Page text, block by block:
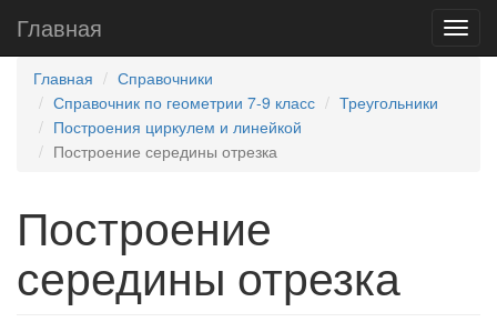
Главная
Главная
Справочники
Справочник по геометрии 7-9 класс
Треугольники
Построения циркулем и линейкой
Построение середины отрезка
Построение
середины отрезка